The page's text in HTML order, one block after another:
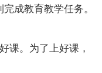
成教育教学任务。
。为了上好课，